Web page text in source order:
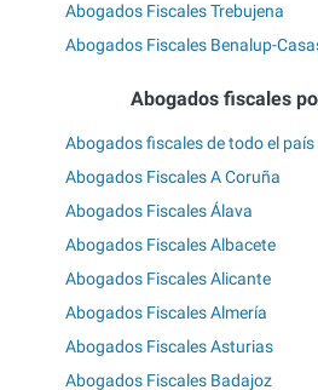
Abogados Fiscales Trebujena
Abogados Fiscales Benalup-
Abogados fiscales
Abogados fiscales de todo el país
Abogados Fiscales A Coruña
Abogados Fiscales Álava
Abogados Fiscales Albacete
Abogados Fiscales Alicante
Abogados Fiscales Almería
Abogados Fiscales Asturias
Abogados Fiscales Badajoz